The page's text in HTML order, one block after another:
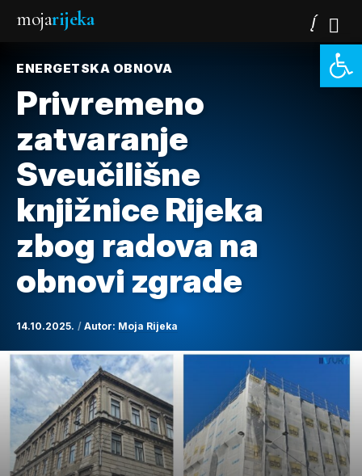
mojarijeka
ENERGETSKA OBNOVA
Privremeno
zatvaranje
Sveučilišne
knjižnice Rijeka
zbog radova na
obnovi zgrade
14.10.2025. Autor: Moja Rijeka